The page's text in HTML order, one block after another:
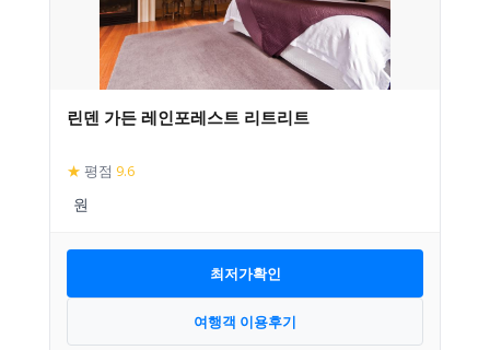
린덴 가든 레인포레스트 리트리트
★ 평점 9.6
최저가확인
여행객 이용후기